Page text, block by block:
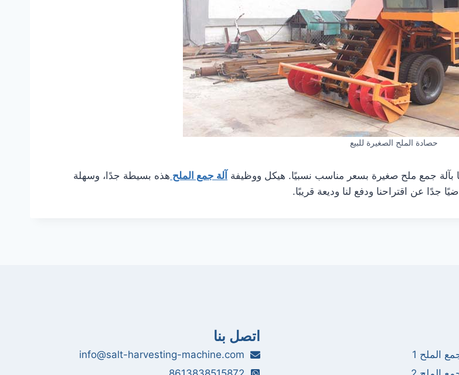
حصادة الملح الصغيرة للبيع
بآلة جمع ملح صغيرة بسعر مناسب نسبيًا. هيكل ووظيفة آلة جمع الملح هذه بسيطة جدًا، وسهلة
الملح 1
اتصل بنا
info@salt-harvesting-machine.com